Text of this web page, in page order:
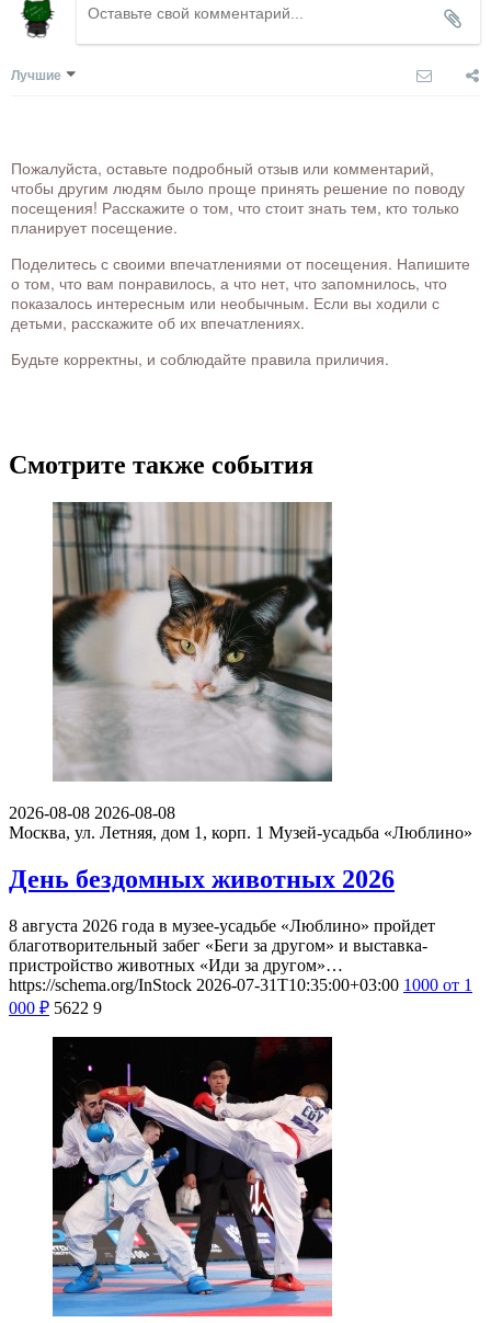
Лучшие
Пожалуйста, оставьте подробный отзыв или комментарий,
чтобы другим людям было проще принять решение по поводу
посещения! Расскажите о том, что стоит знать тем, кто только
планирует посещение.
Поделитесь с своими впечатлениями от посещения. Напишите
о том, что вам понравилось, а что нет, что запомнилось, что
показалось интересным или необычным. Если вы ходили с
детьми, расскажите об их впечатлениях.
Будьте корректны, и соблюдайте правила приличия.
Смотрите также события
2026-08-08 2026-08-08
Москва, ул. Летняя, дом 1, корп. 1 Музей-усадьба «Люблино»
День бездомных животных 2026
8 августа 2026 года в музее-усадьбе «Люблино» пройдет
благотворительный забег «Беги за другом» и выставка-
пристройство животных «Иди за другом»…
https://schema.org/InStock 2026-07-31T10:35:00+03:00 1000 от 1
000 ₽ 5622 9